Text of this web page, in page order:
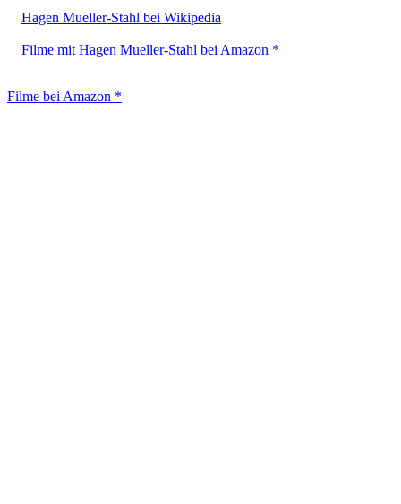
Hagen Mueller-Stahl bei Wikipedia
Filme mit Hagen Mueller-Stahl bei Amazon *
Filme bei Amazon *